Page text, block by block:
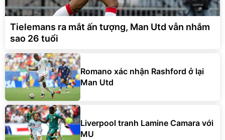
Tielemans ra mắt ấn tượng, Man Utd vẫn nhắm
sao 26 tuổi
Romano xác nhận Rashford ở lại
Man Utd
Liverpool tranh Lamine Camara với
MU